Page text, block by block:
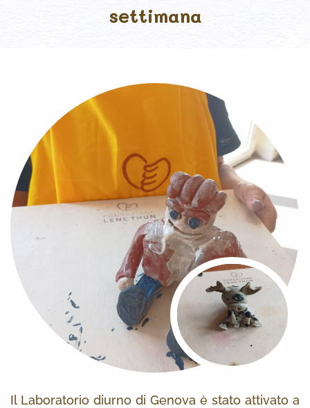
settimana
Il Laboratorio diurno di Genova è stato attivato a